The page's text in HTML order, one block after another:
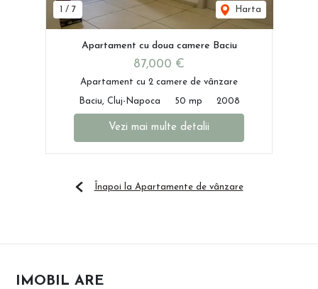
1 / 7 Harta
Apartament cu doua camere Baciu
87,000 €
Apartament cu 2 camere de vânzare
Baciu, Cluj-Napoca 50 mp 2008
Vezi mai multe detalii
Înapoi la Apartamente de vânzare
IMOBIL ARE